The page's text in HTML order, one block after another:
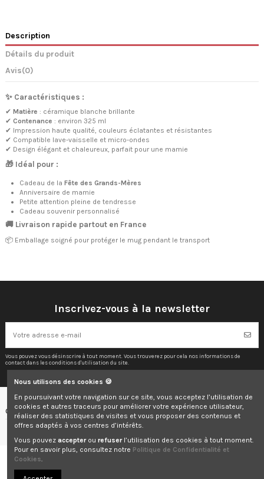
Description
Détails du produit
Avis(0)
✨ Caractéristiques :
✔ Matière : céramique blanche brillante
✔ Contenance : environ 325 ml
✔ Impression haute qualité, couleurs éclatantes et résistantes
✔ Compatible lave-vaisselle et micro-ondes
✔ Design élégant et chaleureux, parfait pour une mamie
🎁 Idéal pour :
Cadeau de la Fête des Grands-Mères
Anniversaire de mamie
Petite attention pleine de tendresse
Cadeau souvenir personnalisé
🚚 Livraison rapide partout en France
📦 Emballage soigné pour protéger le mug pendant le transport
Inscrivez-vous à la newsletter
Vous pouvez vous désinscrire à tout moment. Vous trouverez pour cela nos informations de
contact dans les conditions d'utilisation du site.
Contactez-nous
Nous utilisons des cookies 🍪
En poursuivant votre navigation sur ce site, vous acceptez l’utilisation de
cookies et autres traceurs pour améliorer votre expérience utilisateur,
réaliser des statistiques de visites et vous proposer des contenus et
offres adaptés à vos centres d’intérêts.
Vous pouvez accepterou refuserl’utilisation des cookies à tout moment.
Pour en savoir plus, consultez notre Politique de Confidentialité et
Cookies.